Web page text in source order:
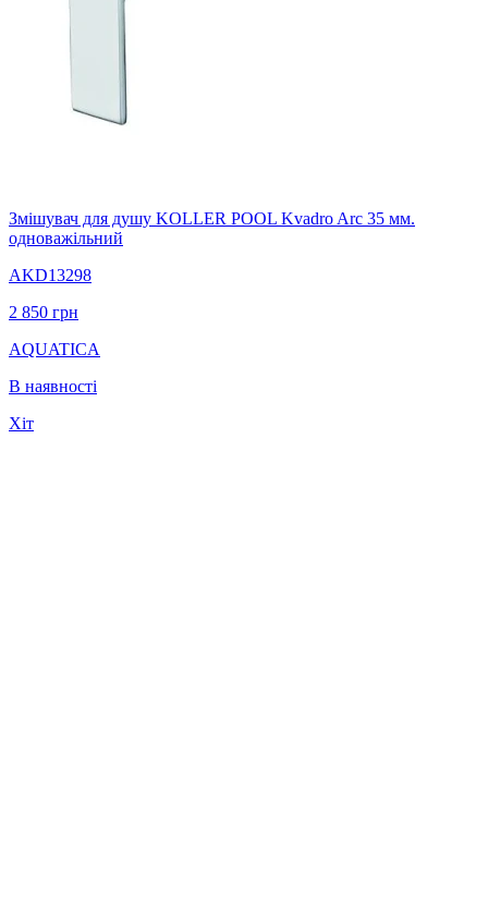
Змішувач для душу KOLLER POOL Kvadro Arc 35 мм.
одноважільний
AKD13298
2 850 грн
AQUATICA
В наявності
Хіт